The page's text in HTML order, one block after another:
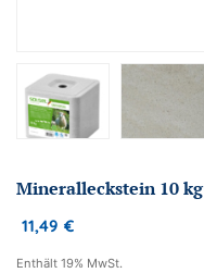
Mineralleckstein 10 kg
11,49 €
Enthält 19% MwSt.